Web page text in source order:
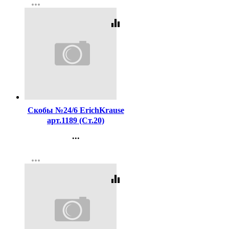
Регистрация
more_horiz
equalizer
Скобы №24/6 ErichKrause
арт.1189 (Ст.20)
...
Регистрация
more_horiz
equalizer